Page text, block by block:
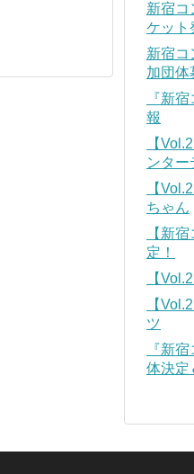
新宿コ
ケット
新宿コ
加団体
『新
報
【
ンター
【
ちゃん
【新
定！
【
【
ツ
『新
体決定